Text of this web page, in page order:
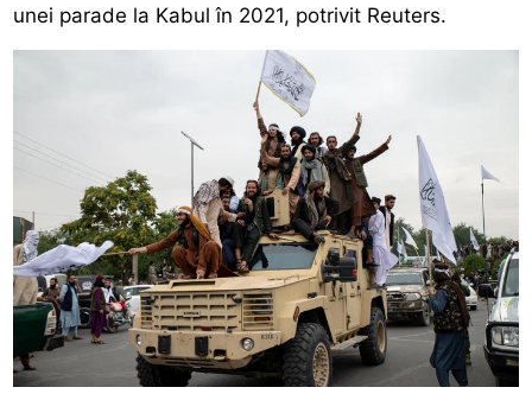
unei parade la Kabul în 2021, potrivit Reuters.